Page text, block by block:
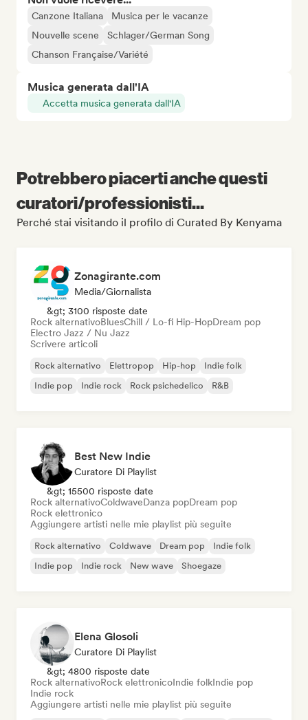
Canzone Italiana
Musica per le vacanze
Nouvelle scene
Schlager/German Song
Chanson Française/Variété
Musica generata dall'IA
Accetta musica generata dall'IA
Potrebbero piacerti anche questi
curatori/professionisti...
Perché stai visitando il profilo di Curated By Kenyama
Zonagirante.com
Media/Giornalista
&gt; 3100 risposte date
Rock alternativoBluesChill / Lo-fi Hip-HopDream pop
Electro Jazz / Nu Jazz
Scrivere articoli
Rock alternativo Elettropop Hip-hop
Indie folk
Indie pop
Indie rock Rock psichedelico R&B
Best New Indie
Curatore Di Playlist
&gt; 15500 risposte date
Rock alternativoColdwaveDanza popDream pop
Rock elettronico
Aggiungere artisti nelle mie playlist più seguite
Rock alternativo Coldwave Dream pop
Indie folk
Indie pop
Indie rock New wave Shoegaze
Elena Glosoli
Curatore Di Playlist
&gt; 4800 risposte date
Rock alternativoRock elettronicoIndie folkIndie pop
Indie rock
Aggiungere artisti nelle mie playlist più seguite